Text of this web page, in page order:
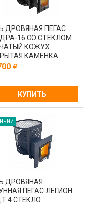
ДРОВЯНАЯ ПЕГАС
16 СО СТЕКЛОМ
КОЖУХ
КАМЕНКА
КУПИТЬ
ДРОВЯНАЯ
ПЕГАС ЛЕГИОН
4 СТЕКЛО